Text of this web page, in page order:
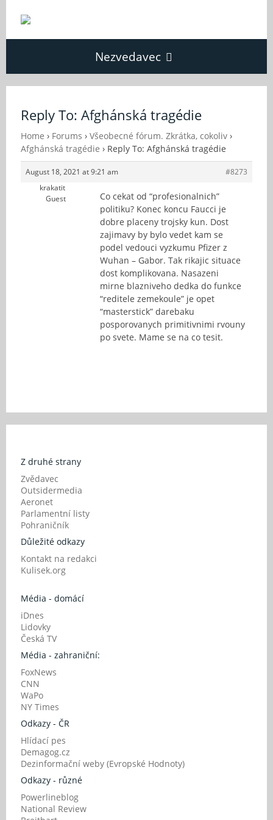
Nezvedavec
Fórum
O Nezvědavci
Kontakt
Reply To: Afghánská tragédie
Home › Forums › Všeobecné fórum. Zkrátka, cokoliv ›
Afghánská tragédie › Reply To: Afghánská tragédie
August 18, 2021 at 9:21 am
#8273
krakatit
Guest
Co cekat od “profesionalnich”
politiku? Konec koncu Faucci je
dobre placeny trojsky kun. Dost
zajimavy by bylo vedet kam se
podel vedouci vyzkumu Pfizer z
Wuhan – Gabor. Tak rikajic situace
dost komplikovana. Nasazeni
mirne blazniveho dedka do funkce
“reditele zemekoule” je opet
“masterstick” darebaku
posporovanych primitivnimi rvouny
po svete. Mame se na co tesit.
Z druhé strany
Zvědavec
Outsidermedia
Aeronet
Parlamentní listy
Pohraničník
Důležité odkazy
Kontakt na redakci
Kulisek.org
Média - domácí
iDnes
Lidovky
Česká TV
Média - zahraniční:
FoxNews
CNN
WaPo
NY Times
Odkazy - ČR
Hlídací pes
Demagog.cz
Dezinformační weby (Evropské Hodnoty)
Odkazy - různé
Powerlineblog
National Review